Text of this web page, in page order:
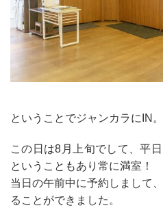
ということでジャンカラにIN。
この日は8月上旬でして、平
ということもあり常に満室！
当日の午前中に予約しまして
ることができました。